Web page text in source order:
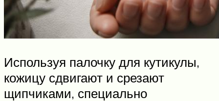
Используя палочку для кутикулы,
кожицу сдвигают и срезают
щипчиками, специально